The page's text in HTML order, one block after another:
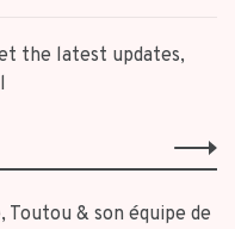
the latest updates,
Toutou & son équipe de